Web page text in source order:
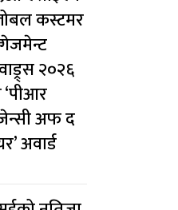
कस्टमर
२०२६
‘पीआर
अफ द
अवार्ड